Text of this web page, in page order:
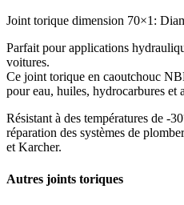
Joint torique dimension 70×1:
Parfait pour applications
voitures.
Ce joint torique en caoutchouc
pour eau, huiles, hydrocarbures et
Résistant à des températures de -
réparation des systèmes de
et Karcher.
Autres joints toriques